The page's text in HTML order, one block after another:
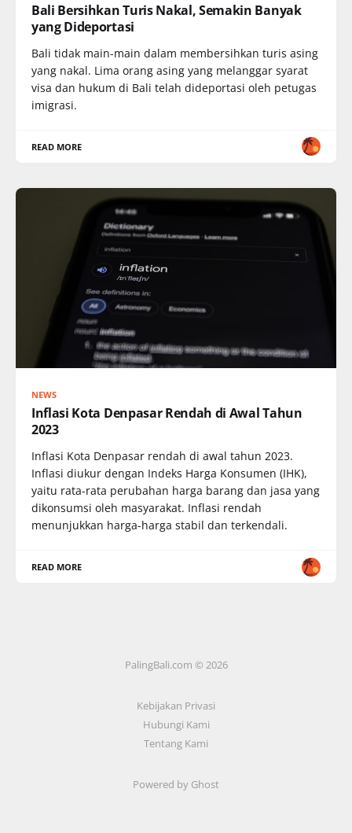
Bali Bersihkan Turis Nakal, Semakin Banyak
yang Dideportasi
Bali tidak main-main dalam membersihkan turis asing
yang nakal. Lima orang asing yang melanggar syarat
visa dan hukum di Bali telah dideportasi oleh petugas
imigrasi.
READ MORE
NEWS
Inflasi Kota Denpasar Rendah di Awal Tahun
2023
Inflasi Kota Denpasar rendah di awal tahun 2023.
Inflasi diukur dengan Indeks Harga Konsumen (IHK),
yaitu rata-rata perubahan harga barang dan jasa yang
dikonsumsi oleh masyarakat. Inflasi rendah
menunjukkan harga-harga stabil dan terkendali.
READ MORE
PalingBali.com © 2026
Kebijakan Privasi
Hubungi Kami
Tentang Kami
Powered by Ghost